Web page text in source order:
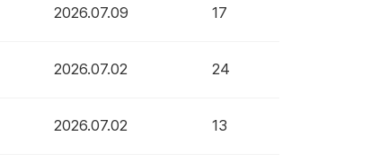
2026.07.09 17
2026.07.02 24
2026.07.02 13